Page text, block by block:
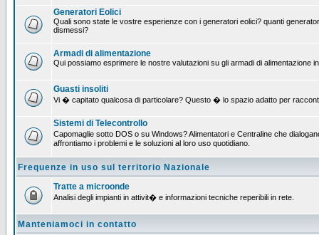
Generatori Eolici
Quali sono state le vostre esperienze con i generatori eolici? quanti
dismessi?
Armadi di alimentazione
Qui possiamo esprimere le nostre valutazioni su gli armadi di alimentazione
Guasti insoliti
Vi � capitato qualcosa di particolare? Questo � lo spazio adatto per
Sistemi di Telecontrollo
Capomaglie sotto DOS o su Windows? Alimentatori e Centraline che
affrontiamo i problemi e le soluzioni al loro uso quotidiano.
Frequenze in uso sul territorio Nazionale
Tratte a microonde
Analisi degli impianti in attivit� e informazioni tecniche reperibili in rete.
Manteniamoci in contatto